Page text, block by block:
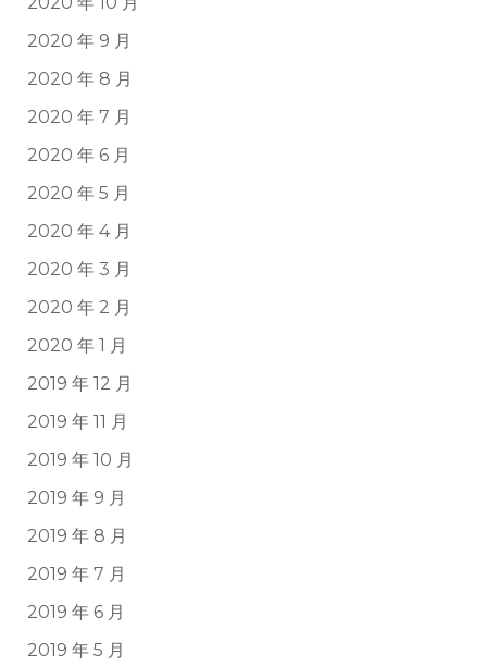
2020 年 9 月
2020 年 8 月
2020 年 7 月
2020 年 6 月
2020 年 5 月
2020 年 4 月
2020 年 3 月
2020 年 2 月
2020 年 1 月
2019 年 12 月
2019 年 11 月
2019 年 10 月
2019 年 9 月
2019 年 8 月
2019 年 7 月
2019 年 6 月
2019 年 5 月